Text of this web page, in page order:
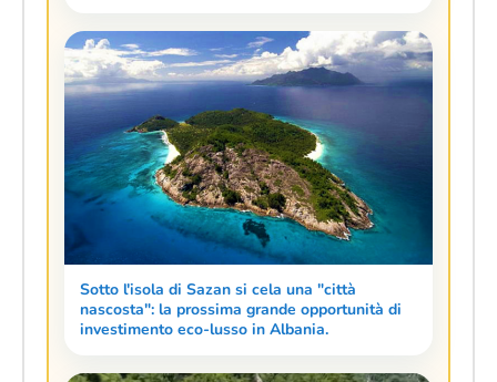
Sotto l'isola di Sazan si cela una "città
nascosta": la prossima grande opportunità di
investimento eco-lusso in Albania.